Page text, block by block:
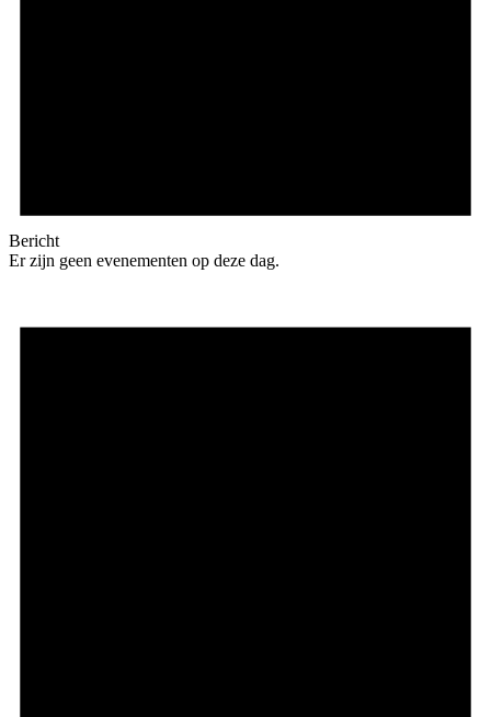
Bericht
Er zijn geen evenementen op deze dag.